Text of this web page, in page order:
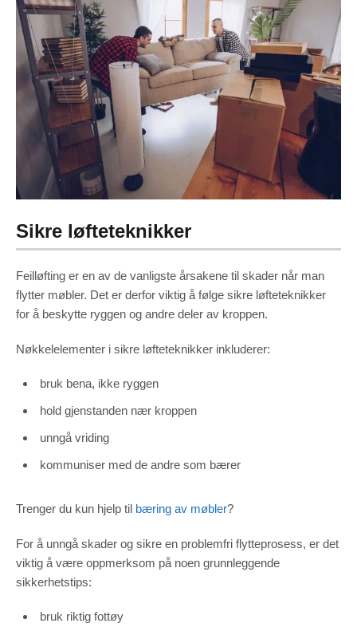
Sikre løfteteknikker
Feilløfting er en av de vanligste årsakene til skader når man
flytter møbler. Det er derfor viktig å følge sikre løfteteknikker
for å beskytte ryggen og andre deler av kroppen.
Nøkkelelementer i sikre løfteteknikker inkluderer:
bruk bena, ikke ryggen
hold gjenstanden nær kroppen
unngå vriding
kommuniser med de andre som bærer
Trenger du kun hjelp til bæring av møbler?
For å unngå skader og sikre en problemfri flytteprosess, er det
viktig å være oppmerksom på noen grunnleggende
sikkerhetstips:
bruk riktig fottøy